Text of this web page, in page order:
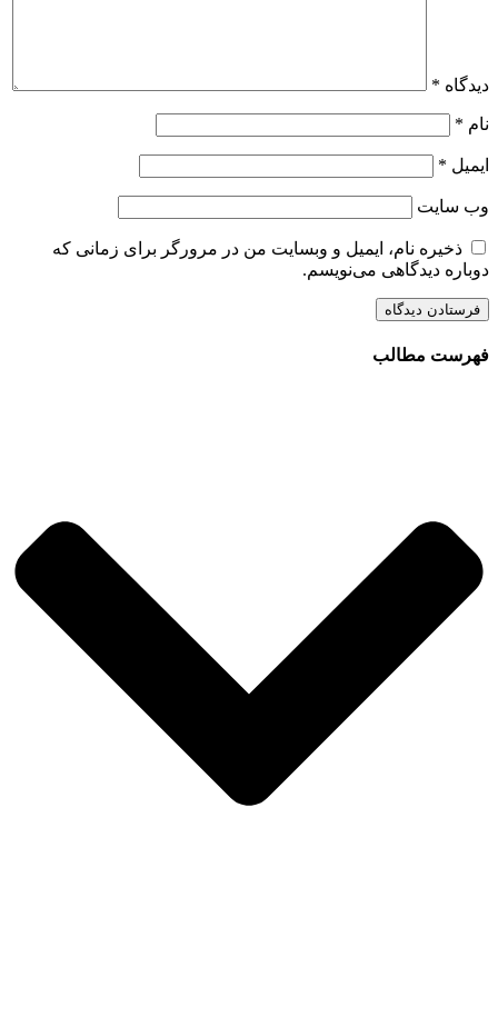
دیدگاه *
نام *
ایمیل *
وب‌ سایت
ذخیره نام، ایمیل و وبسایت من در مرورگر برای زمانی که
دوباره دیدگاهی می‌نویسم.
فهرست مطالب